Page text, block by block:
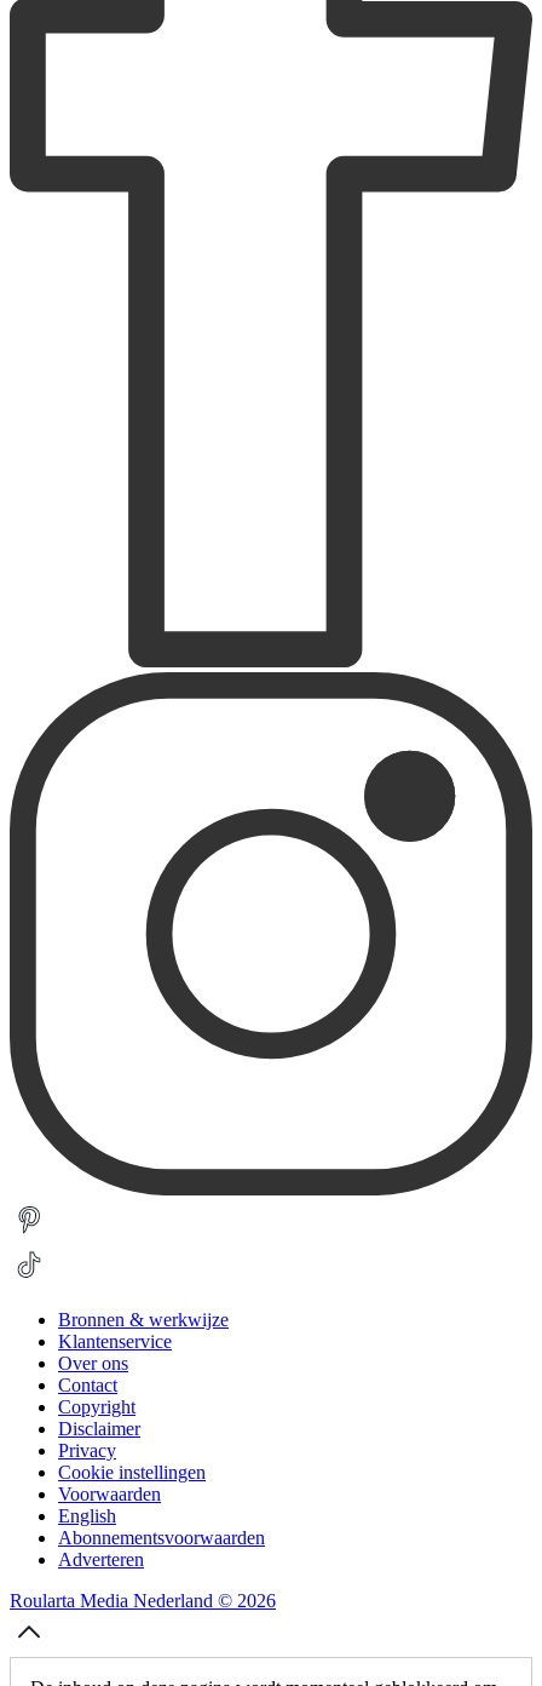
Bronnen & werkwijze
Klantenservice
Over ons
Contact
Copyright
Disclaimer
Privacy
Cookie instellingen
Voorwaarden
English
Abonnementsvoorwaarden
Adverteren
Roularta Media Nederland © 2026